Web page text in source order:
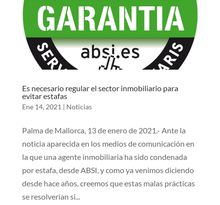
Es necesario regular el sector inmobiliario para
evitar estafas
Ene 14, 2021 | Noticias
Palma de Mallorca, 13 de enero de 2021.- Ante la
noticia aparecida en los medios de comunicación en
la que una agente inmobiliaria ha sido condenada
por estafa, desde ABSI, y como ya venimos diciendo
desde hace años, creemos que estas malas prácticas
se resolverían si...